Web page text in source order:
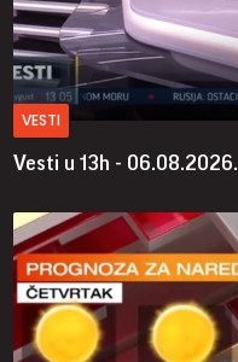
VESTI
Vesti u 13h - 06.08.2026.